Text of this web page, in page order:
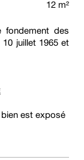
12 m²
fondement des
juillet 1965 et
est exposé